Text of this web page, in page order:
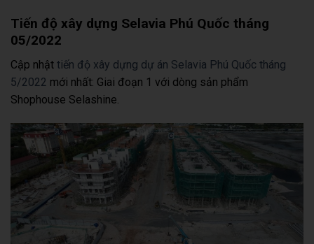
Tiến độ xây dựng Selavia Phú Quốc tháng
05/2022
Cập nhật tiến độ xây dựng dự án Selavia Phú Quốc tháng
5/2022 mới nhất: Giai đoạn 1 với dòng sản phẩm
Shophouse Selashine.